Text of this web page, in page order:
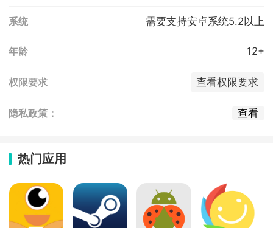
系统 需要支持安卓系统5.2以上
年龄 12+
权限要求 查看权限要求
隐私政策： 查看
热门应用